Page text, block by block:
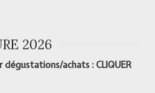
2026
achats : CLIQUER